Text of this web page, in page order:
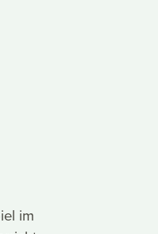
im